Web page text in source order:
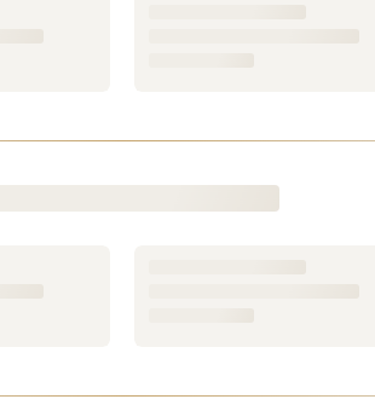
dans la durée, avec une tenue et
Hommes'impose comme une